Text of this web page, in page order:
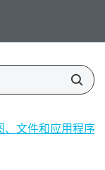
、文件和应用程序